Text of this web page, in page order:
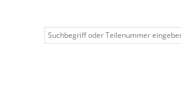
Kontakt
Allgemeine